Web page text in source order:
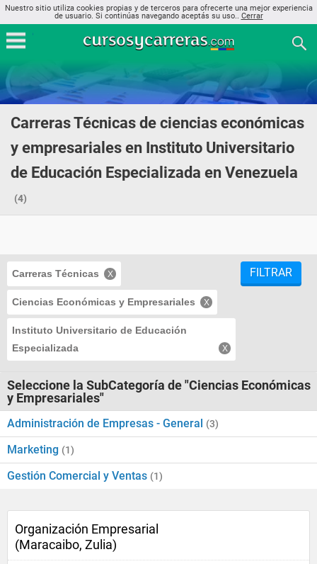
Nuestro sitio utiliza cookies propias y de terceros para ofrecerte una mejor experiencia
de usuario. Si continúas navegando aceptás su uso.. Cerrar
Carreras Técnicas de ciencias económicas
y empresariales en Instituto Universitario
de Educación Especializada en Venezuela
(4)
Carreras Técnicas
Ciencias Económicas y Empresariales
Instituto Universitario de Educación
Especializada
FILTRAR
Seleccione la SubCategoría de "Ciencias Económicas
y Empresariales"
Administración de Empresas - General (3)
Marketing (1)
Gestión Comercial y Ventas (1)
Organización Empresarial
(Maracaibo, Zulia)